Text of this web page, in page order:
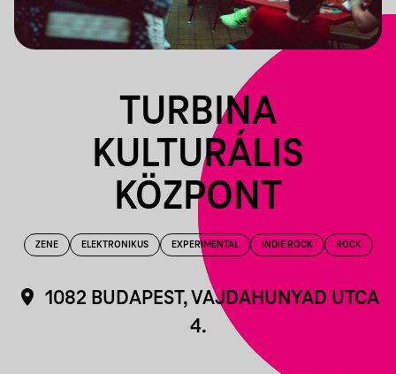
TURBINA
KULTURÁLIS
KÖZPONT
ZENE ELEKTRONIKUS EXPERIMENTAL INDIE ROCK ROCK
1082 BUDAPEST, VAJDAHUNYAD UTCA
4.